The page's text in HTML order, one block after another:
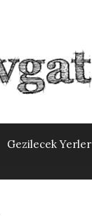
Gezilecek Yerler